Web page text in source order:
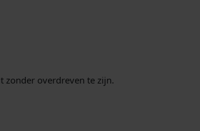
zonder overdreven te zijn.